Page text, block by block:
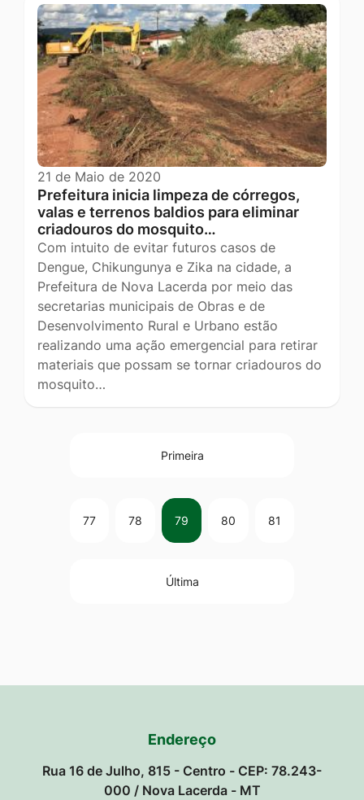
21 de Maio de 2020
Prefeitura inicia limpeza de córregos,
valas e terrenos baldios para eliminar
criadouros do mosquito…
Com intuito de evitar futuros casos de
Dengue, Chikungunya e Zika na cidade, a
Prefeitura de Nova Lacerda por meio das
secretarias municipais de Obras e de
Desenvolvimento Rural e Urbano estão
realizando uma ação emergencial para retirar
materiais que possam se tornar criadouros do
mosquito…
Primeira
77 78 79 80 81
Última
Endereço
Rua 16 de Julho, 815 - Centro - CEP: 78.243-
000 / Nova Lacerda - MT